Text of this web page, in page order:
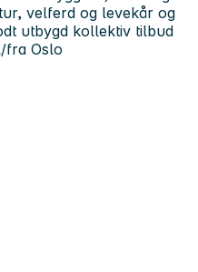
velferd og levekår og
utbygd kollektiv tilbud
fra Oslo